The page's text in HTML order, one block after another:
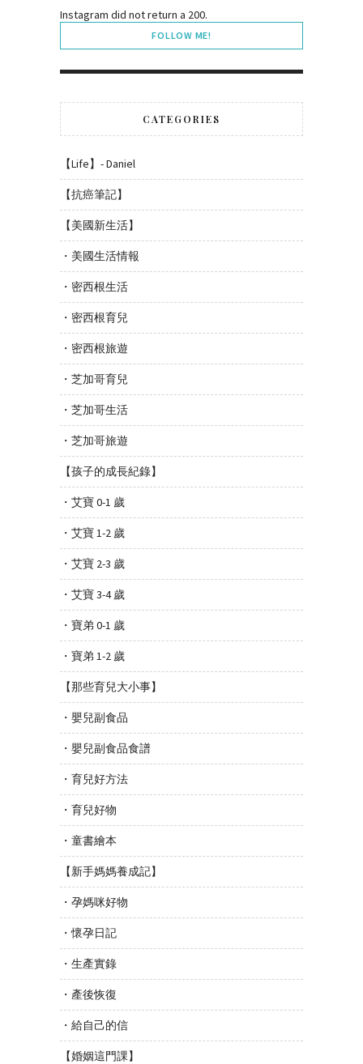
Instagram did not return a 200.
FOLLOW ME!
CATEGORIES
【Life】- Daniel
【抗癌筆記】
【美國新生活】
・美國生活情報
・密西根生活
・密西根育兒
・密西根旅遊
・芝加哥育兒
・芝加哥生活
・芝加哥旅遊
【孩子的成長紀錄】
・艾寶 0-1 歲
・艾寶 1-2 歲
・艾寶 2-3 歲
・艾寶 3-4 歲
・寶弟 0-1 歲
・寶弟 1-2 歲
【那些育兒大小事】
・嬰兒副食品
・嬰兒副食品食譜
・育兒好方法
・育兒好物
・童書繪本
【新手媽媽養成記】
・孕媽咪好物
・懷孕日記
・生產實錄
・產後恢復
・給自己的信
【婚姻這門課】